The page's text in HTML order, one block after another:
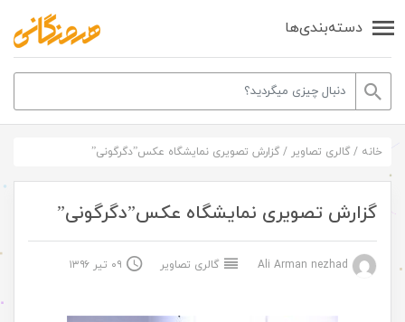
دسته‌بندی‌ها
خانه / گالری تصاویر / گزارش تصویری نمایشگاه عکس‌”دگرگونی”
گزارش تصویری نمایشگاه عکس‌”دگرگونی”
گالری تصاویر ۰۹ تیر ۱۳۹۶